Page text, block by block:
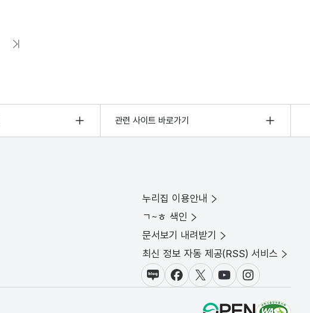
관련 사이트 바로가기
누리집 이용안내
ㄱ~ㅎ 색인
문서보기 내려받기
최신 정보 자동 제공(RSS) 서비스
블로그페이스북X(트위터)
유튜브인스타그램